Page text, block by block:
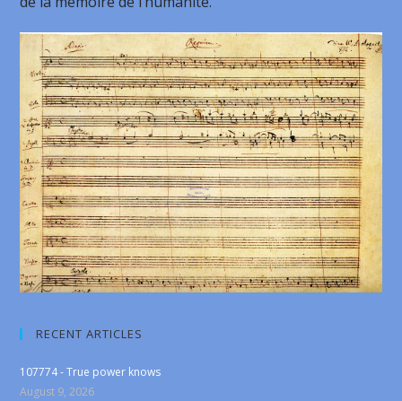
RECENT ARTICLES
107774 - True power knows
August 9, 2026